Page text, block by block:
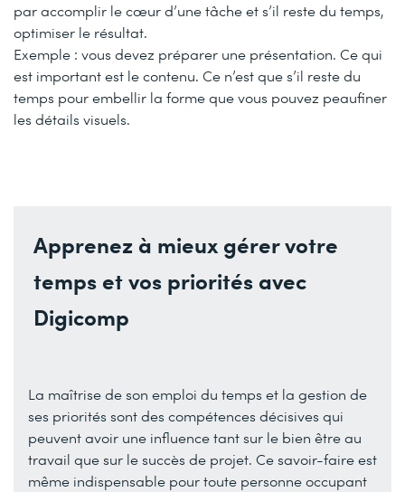
par accomplir le cœur d’une tâche et s’il reste du temps,
optimiser le résultat.
Exemple : vous devez préparer une présentation. Ce qui
est important est le contenu. Ce n’est que s’il reste du
temps pour embellir la forme que vous pouvez peaufiner
les détails visuels.
Apprenez à mieux gérer votre
temps et vos priorités avec
Digicomp
La maîtrise de son emploi du temps et la gestion de
ses priorités sont des compétences décisives qui
peuvent avoir une influence tant sur le bien être au
travail que sur le succès de projet. Ce savoir-faire est
même indispensable pour toute personne occupant